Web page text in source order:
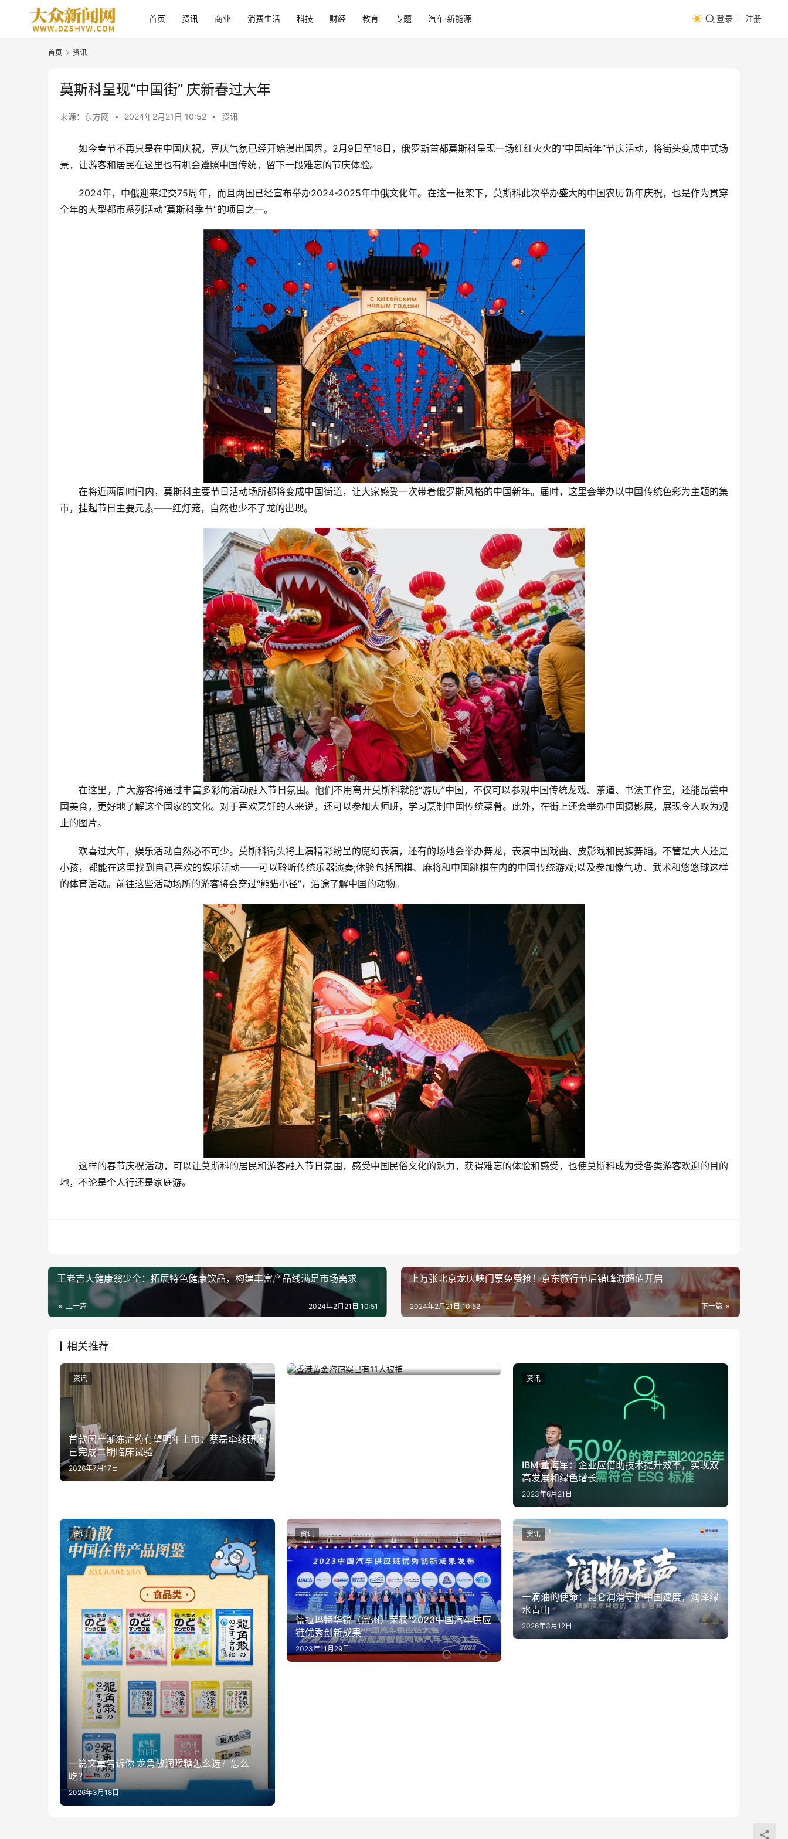
首页 资讯 商业 消费生活 科技 财经 教育 专题 汽车·新能源 登录 注册
首页 资讯
莫斯科呈现“中国街” 庆新春过大年
来源：东方网 • 2024年2月21日 10:52 • 资讯
如今春节不再只是在中国庆祝，喜庆气氛已经开始漫出国界。2月9日至18日，俄罗斯首都莫斯科呈现一场红红火火的“中国新年”节庆活动，将街头变成中式场
景，让游客和居民在这里也有机会遵照中国传统，留下一段难忘的节庆体验。
2024年，中俄迎来建交75周年，而且两国已经宣布举办2024-2025年中俄文化年。在这一框架下，莫斯科此次举办盛大的中国农历新年庆祝，也是作为贯穿
全年的大型都市系列活动“莫斯科季节”的项目之一。
在将近两周时间内，莫斯科主要节日活动场所都将变成中国街道，让大家感受一次带着俄罗斯风格的中国新年。届时，这里会举办以中国传统色彩为主题的集
市，挂起节日主要元素——红灯笼，自然也少不了龙的出现。
在这里，广大游客将通过丰富多彩的活动融入节日氛围。他们不用离开莫斯科就能“游历”中国，不仅可以参观中国传统龙戏、茶道、书法工作室，还能品尝中
国美食，更好地了解这个国家的文化。对于喜欢烹饪的人来说，还可以参加大师班，学习烹制中国传统菜肴。此外，在街上还会举办中国摄影展，展现令人叹为观
止的图片。
欢喜过大年，娱乐活动自然必不可少。莫斯科街头将上演精彩纷呈的魔幻表演，还有的场地会举办舞龙，表演中国戏曲、皮影戏和民族舞蹈。不管是大人还是
小孩，都能在这里找到自己喜欢的娱乐活动——可以聆听传统乐器演奏;体验包括围棋、麻将和中国跳棋在内的中国传统游戏;以及参加像气功、武术和悠悠球这样
的体育活动。前往这些活动场所的游客将会穿过“熊猫小径”，沿途了解中国的动物。
这样的春节庆祝活动，可以让莫斯科的居民和游客融入节日氛围，感受中国民俗文化的魅力，获得难忘的体验和感受，也使莫斯科成为受各类游客欢迎的目的
地，不论是个人行还是家庭游。
王老吉大健康翁少全：拓展特色健康饮品，构建丰富产品线满足市场需求
上一篇 2024年2月21日 10:51
上万张北京龙庆峡门票免费抢！京东旅行节后错峰游超值开启
下一篇
2024年2月21日 10:52
相关推荐
首款国产渐冻症药有望明年上市：蔡磊牵线研发
已完成二期临床试验
2026年7月17日
资讯 香港黄金盗窃案已有11人被捕
2025年9月19日
IBM 董海军：企业应借助技术提升效率，实现双
高发展和绿色增长
2023年6月21日
资讯
一篇文章告诉你 龙角散润喉糖怎么选？怎么
吃？
2026年3月18日
资讯
儒拉玛特华锐（常州）荣获“2023中国汽车供应
链优秀创新成果”
2023年11月29日
资讯
一滴油的使命：昆仑润滑守护中国速度，润泽绿
水青山
2026年3月12日
资讯